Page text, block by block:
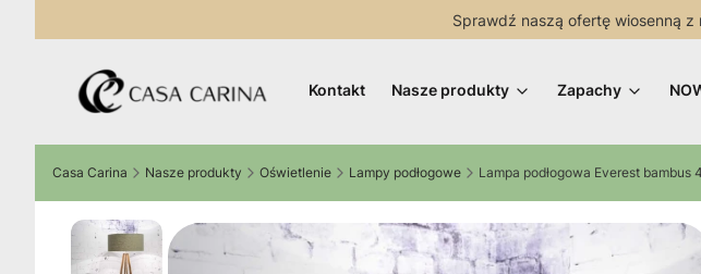
Sprawdź naszą ofertę wiosenną
Kontakt Nasze produkty Zapachy
Casa Carina Nasze produkty Oświetlenie Lampy podłogowe Lampa podłogowa Everest